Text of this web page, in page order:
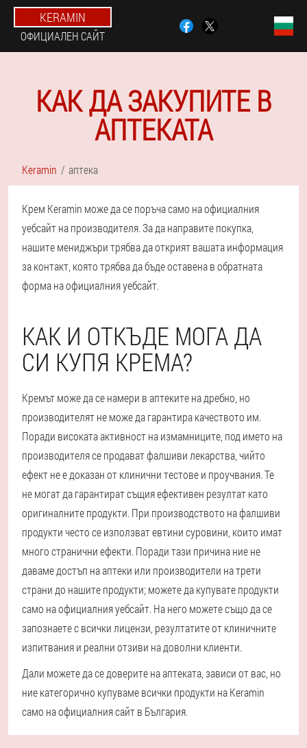
KERAMIN
ОФИЦИАЛЕН САЙТ
КАК ДА ЗАКУПИТЕ В
АПТЕКАТА
Keramin аптека
Крем Keramin може да се поръча само на официалния
уебсайт на производителя. За да направите покупка,
нашите мениджъри трябва да открият вашата информация
за контакт, която трябва да бъде оставена в обратната
форма на официалния уебсайт.
КАК И ОТКЪДЕ МОГА ДА
СИ КУПЯ КРЕМА?
Кремът може да се намери в аптеките на дребно, но
производителят не може да гарантира качеството им.
Поради високата активност на измамниците, под името на
производителя се продават фалшиви лекарства, чийто
ефект не е доказан от клинични тестове и проучвания. Те
не могат да гарантират същия ефективен резултат като
оригиналните продукти. При производството на фалшиви
продукти често се използват евтини суровини, които имат
много странични ефекти. Поради тази причина ние не
даваме достъп на аптеки или производители на трети
страни до нашите продукти; можете да купувате продукти
само на официалния уебсайт. На него можете също да се
запознаете с всички лицензи, резултатите от клиничните
изпитвания и реални отзиви на доволни клиенти.
Дали можете да се доверите на аптеката, зависи от вас, но
ние категорично купуваме всички продукти на Keramin
само на официалния сайт в България.